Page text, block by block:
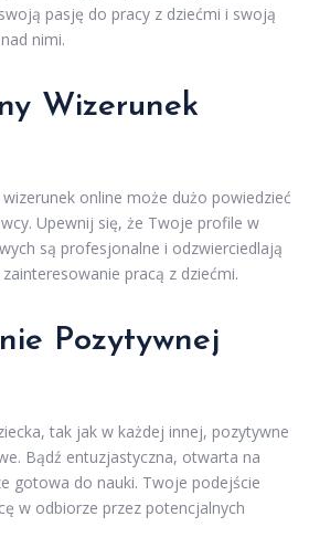
pasję do pracy z dziećmi i swoją
nimi.
Wizerunek
online może dużo powiedzieć
Upewnij się, że Twoje profile w
są profesjonalne i odzwierciedlają
pracą z dziećmi.
Pozytywnej
tak jak w każdej innej, pozytywne
Bądź entuzjastyczna, otwarta na
gotowa do nauki. Twoje podejście
w odbiorze przez potencjalnych